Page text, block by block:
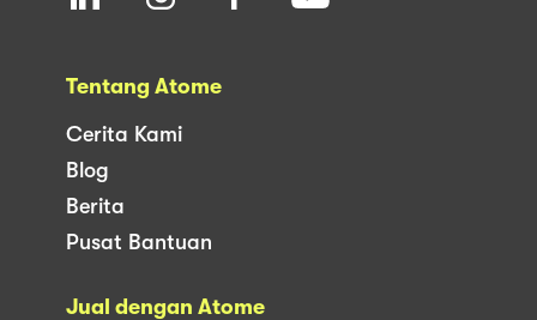
Tentang Atome
Cerita Kami
Blog
Berita
Pusat Bantuan
Jual dengan Atome